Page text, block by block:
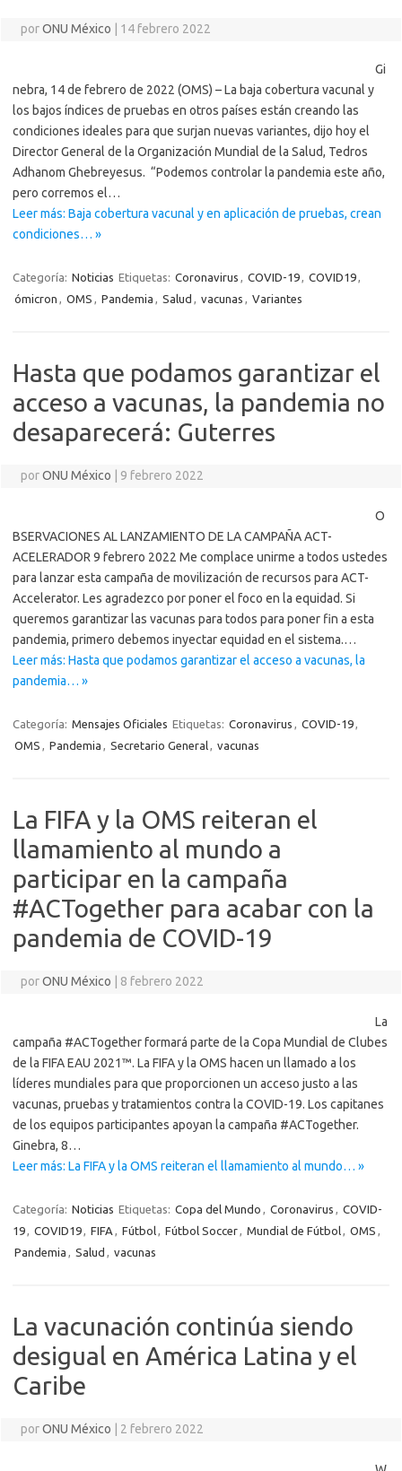
porONU México 14 febrero 2022
Gi
nebra, 14 de febrero de 2022 (OMS) – La baja cobertura vacunal y
los bajos índices de pruebas en otros países están creando las
condiciones ideales para que surjan nuevas variantes, dijo hoy el
Director General de la Organización Mundial de la Salud, Tedros
Adhanom Ghebreyesus. “Podemos controlar la pandemia este año,
pero corremos el…
Leer más: Baja cobertura vacunal y en aplicación de pruebas, crean
condiciones… »
Categoría: Noticias Etiquetas: Coronavirus , COVID-19, COVID19,
ómicron , OMS , Pandemia , Salud , vacunas , Variantes
Hasta que podamos garantizar el
acceso a vacunas, la pandemia no
desaparecerá: Guterres
porONU México 9 febrero 2022
O
BSERVACIONES AL LANZAMIENTO DE LA CAMPAÑA ACT-
ACELERADOR 9 febrero 2022 Me complace unirme a todos ustedes
para lanzar esta campaña de movilización de recursos para ACT-
Accelerator. Les agradezco por poner el foco en la equidad. Si
queremos garantizar las vacunas para todos para poner fin a esta
pandemia, primero debemos inyectar equidad en el sistema.…
Leer más: Hasta que podamos garantizar el acceso a vacunas, la
pandemia… »
Categoría: Mensajes Oficiales Etiquetas: Coronavirus , COVID-19,
OMS , Pandemia , Secretario General, vacunas
La FIFA y la OMS reiteran el
llamamiento al mundo a
participar en la campaña
#ACTogether para acabar con la
pandemia de COVID-19
porONU México 8 febrero 2022
La
campaña #ACTogether formará parte de la Copa Mundial de Clubes
de la FIFA EAU 2021™. La FIFA y la OMS hacen un llamado a los
líderes mundiales para que proporcionen un acceso justo a las
vacunas, pruebas y tratamientos contra la COVID-19. Los capitanes
de los equipos participantes apoyan la campaña #ACTogether.
Ginebra, 8…
Leer más: La FIFA y la OMS reiteran el llamamiento al mundo… »
Categoría: Noticias Etiquetas: Copa del Mundo , Coronavirus , COVID-
19, COVID19, FIFA , Fútbol, Fútbol Soccer, Mundial de Fútbol, OMS ,
Pandemia , Salud , vacunas
La vacunación continúa siendo
desigual en América Latina y el
Caribe
porONU México 2 febrero 2022